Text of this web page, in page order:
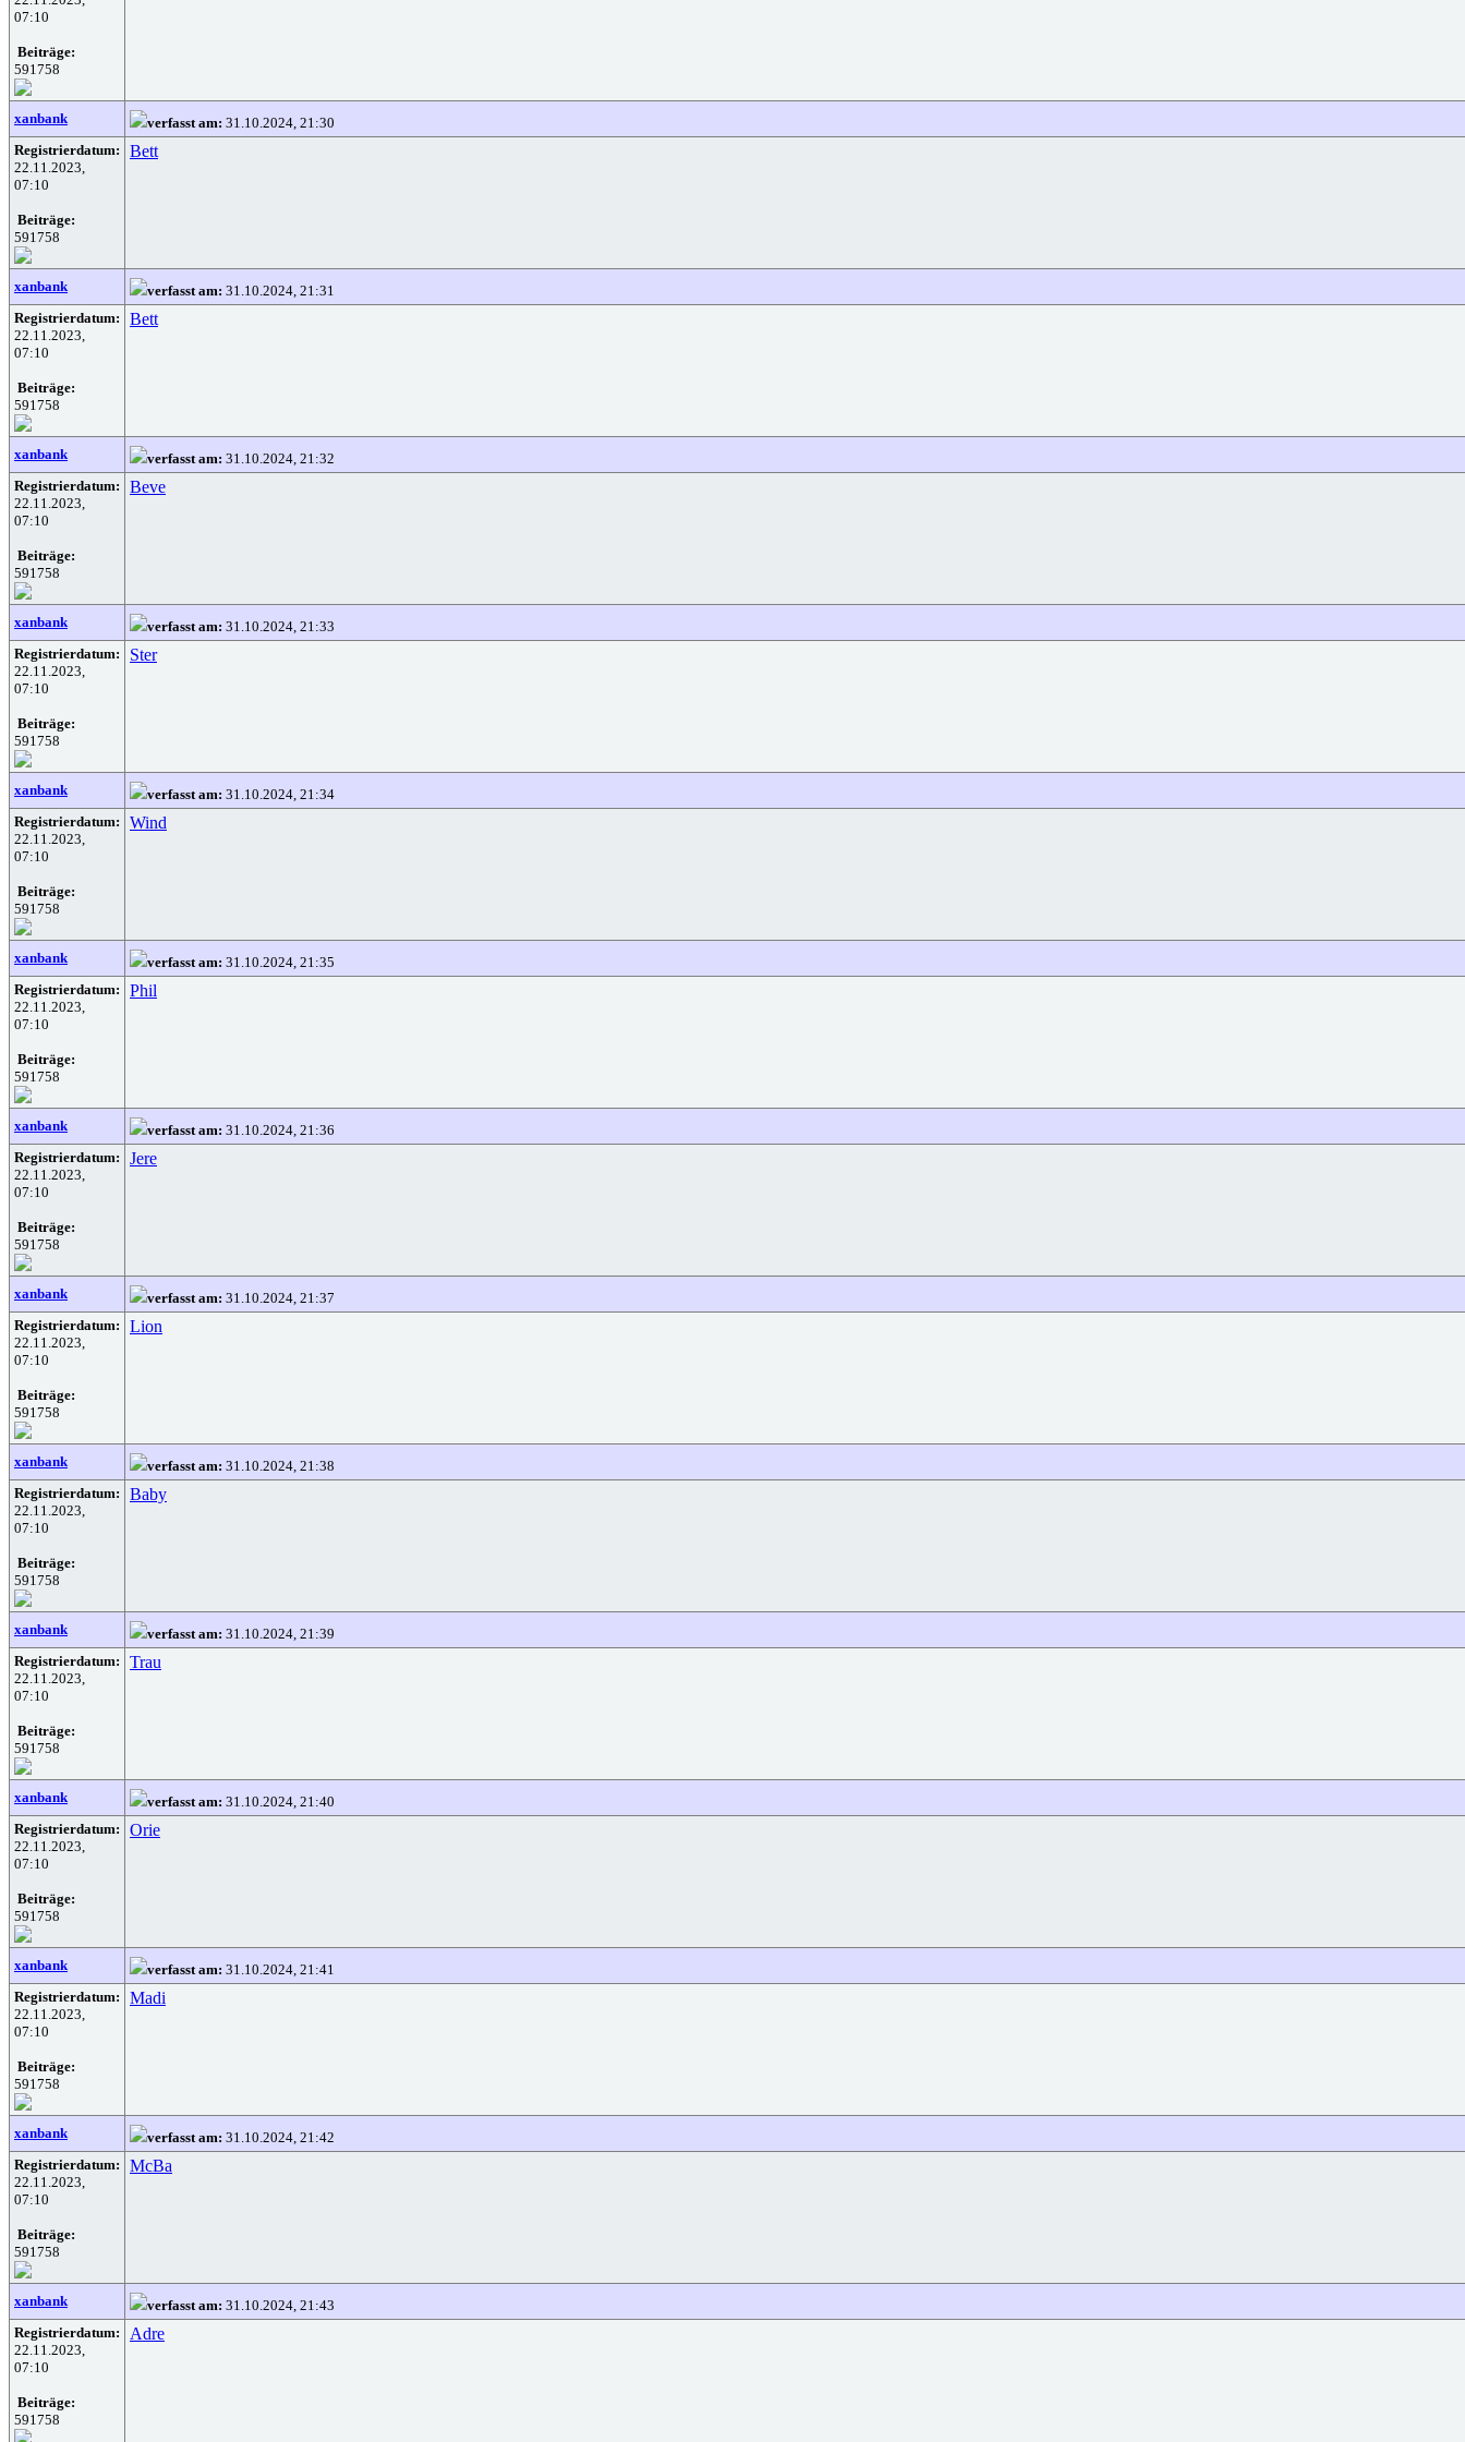
07:10
Beiträge:
591758
xanbank verfasst am: 31.10.2024, 21:30
Registrierdatum:
22.11.2023,
07:10
Beiträge:
591758
Bett
xanbank verfasst am: 31.10.2024, 21:31
Registrierdatum:
22.11.2023,
07:10
Beiträge:
591758
Bett
xanbank verfasst am: 31.10.2024, 21:32
Registrierdatum:
22.11.2023,
07:10
Beiträge:
591758
Beve
xanbank verfasst am: 31.10.2024, 21:33
Registrierdatum:
22.11.2023,
07:10
Beiträge:
591758
Ster
xanbank verfasst am: 31.10.2024, 21:34
Registrierdatum:
22.11.2023,
07:10
Beiträge:
591758
Wind
xanbank verfasst am: 31.10.2024, 21:35
Registrierdatum:
22.11.2023,
07:10
Beiträge:
591758
Phil
xanbank verfasst am: 31.10.2024, 21:36
Registrierdatum:
22.11.2023,
07:10
Beiträge:
591758
Jere
xanbank verfasst am: 31.10.2024, 21:37
Registrierdatum:
22.11.2023,
07:10
Beiträge:
591758
Lion
xanbank verfasst am: 31.10.2024, 21:38
Registrierdatum:
22.11.2023,
07:10
Beiträge:
591758
Baby
xanbank verfasst am: 31.10.2024, 21:39
Registrierdatum:
22.11.2023,
07:10
Beiträge:
591758
Trau
xanbank verfasst am: 31.10.2024, 21:40
Registrierdatum:
22.11.2023,
07:10
Beiträge:
591758
Orie
xanbank verfasst am: 31.10.2024, 21:41
Registrierdatum:
22.11.2023,
07:10
Beiträge:
591758
Madi
xanbank verfasst am: 31.10.2024, 21:42
Registrierdatum:
22.11.2023,
07:10
Beiträge:
591758
McBa
xanbank verfasst am: 31.10.2024, 21:43
Registrierdatum:
22.11.2023,
07:10
Beiträge:
591758
Adre